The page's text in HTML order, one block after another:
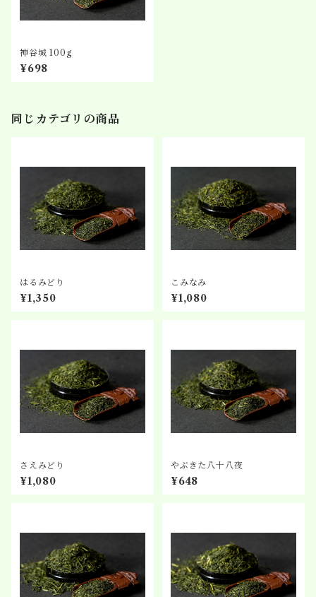
神谷城 100g
¥698
同じカテゴリの商品
はるみどり
¥1,350
こみなみ
¥1,080
さえみどり
¥1,080
やぶきた八十八夜
¥648